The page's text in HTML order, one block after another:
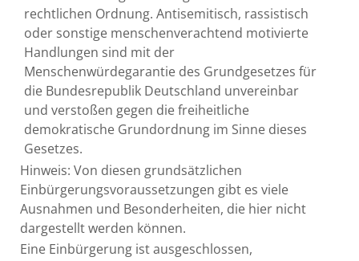
rechtlichen Ordnung. Antisemitisch, rassistisch
oder sonstige menschenverachtend motivierte
Handlungen sind mit der
Menschenwürdegarantie des Grundgesetzes für
die Bundesrepublik Deutschland unvereinbar
und verstoßen gegen die freiheitliche
demokratische Grundordnung im Sinne dieses
Gesetzes.
Hinweis: Von diesen grundsätzlichen
Einbürgerungsvoraussetzungen gibt es viele
Ausnahmen und Besonderheiten, die hier nicht
dargestellt werden können.
Eine Einbürgerung ist ausgeschlossen,